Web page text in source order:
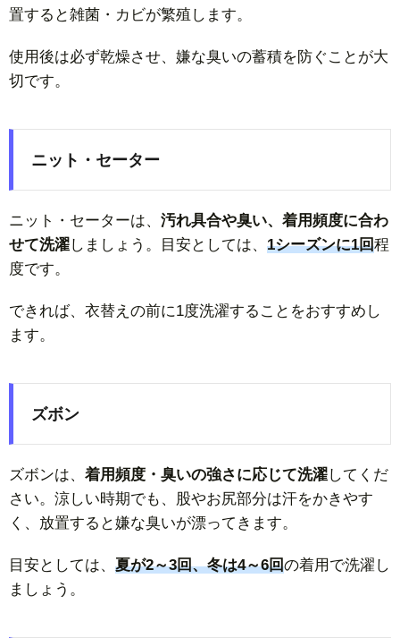
置すると雑菌・カビが繁殖します。
使用後は必ず乾燥させ、嫌な臭いの蓄積を防ぐことが大
切です。
ニット・セーター
ニット・セーターは、 汚れ具合や臭い、着用頻度に合わ
せて洗濯しましょう。目安としては、 1シーズンに1回程
度です。
できれば、衣替えの前に1度洗濯することをおすすめし
ます。
ズボン
ズボンは、 着用頻度・臭いの強さに応じて洗濯してくだ
さい。涼しい時期でも、股やお尻部分は汗をかきやす
く、放置すると嫌な臭いが漂ってきます。
目安としては、 夏が2～3回、冬は4～6回の着用で洗濯し
ましょう。